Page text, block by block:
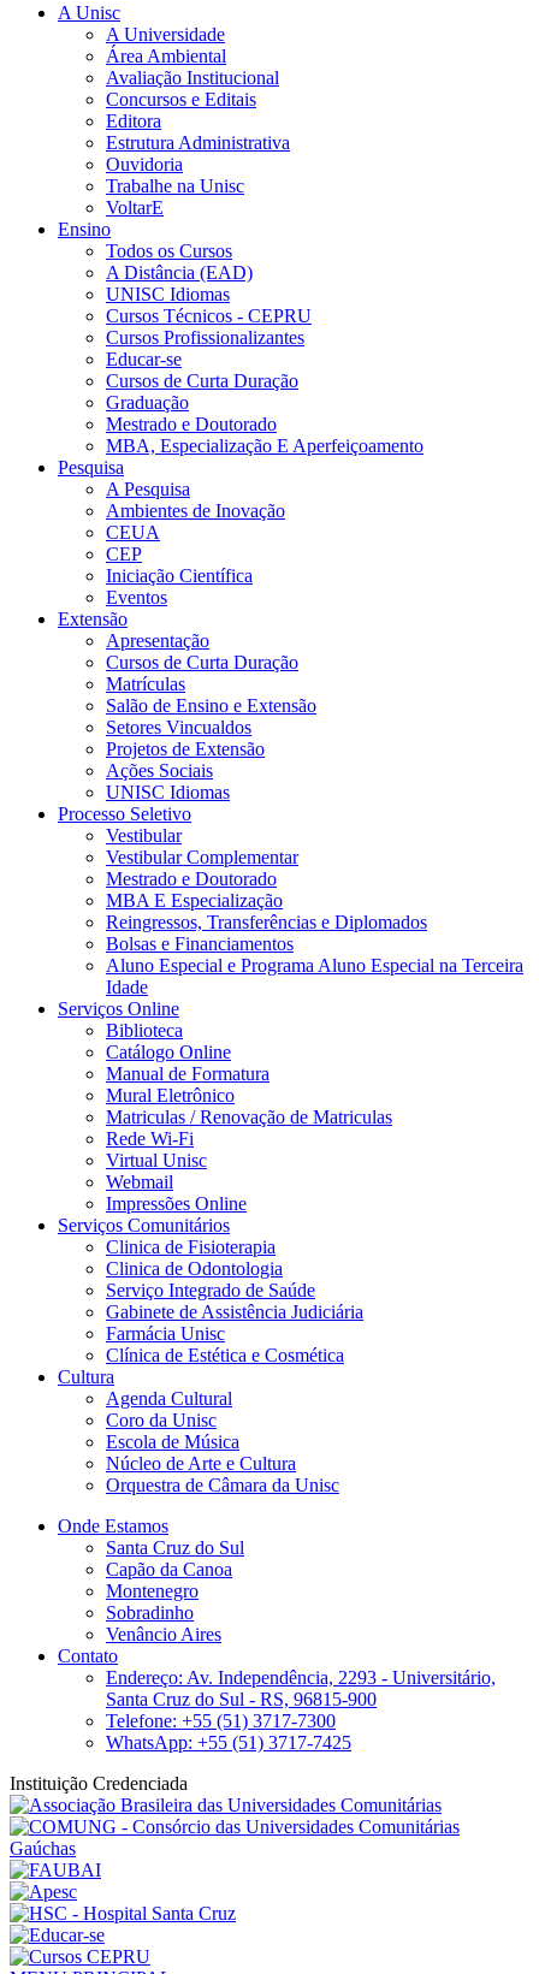
A Unisc
A Universidade
Área Ambiental
Avaliação Institucional
Concursos e Editais
Editora
Estrutura Administrativa
Ouvidoria
Trabalhe na Unisc
VoltarE
Ensino
Todos os Cursos
A Distância (EAD)
UNISC Idiomas
Cursos Técnicos - CEPRU
Cursos Profissionalizantes
Educar-se
Cursos de Curta Duração
Graduação
Mestrado e Doutorado
MBA, Especialização E Aperfeiçoamento
Pesquisa
A Pesquisa
Ambientes de Inovação
CEUA
CEP
Iniciação Científica
Eventos
Extensão
Apresentação
Cursos de Curta Duração
Matrículas
Salão de Ensino e Extensão
Setores Vincualdos
Projetos de Extensão
Ações Sociais
UNISC Idiomas
Processo Seletivo
Vestibular
Vestibular Complementar
Mestrado e Doutorado
MBA E Especialização
Reingressos, Transferências e Diplomados
Bolsas e Financiamentos
Aluno Especial e Programa Aluno Especial na Terceira
Idade
Serviços Online
Biblioteca
Catálogo Online
Manual de Formatura
Mural Eletrônico
Matriculas / Renovação de Matriculas
Rede Wi-Fi
Virtual Unisc
Webmail
Impressões Online
Serviços Comunitários
Clinica de Fisioterapia
Clinica de Odontologia
Serviço Integrado de Saúde
Gabinete de Assistência Judiciária
Farmácia Unisc
Clínica de Estética e Cosmética
Cultura
Agenda Cultural
Coro da Unisc
Escola de Música
Núcleo de Arte e Cultura
Orquestra de Câmara da Unisc
Onde Estamos
Santa Cruz do Sul
Capão da Canoa
Montenegro
Sobradinho
Venâncio Aires
Contato
Endereço: Av. Independência, 2293 - Universitário,
Santa Cruz do Sul - RS, 96815-900
Telefone: +55 (51) 3717-7300
WhatsApp: +55 (51) 3717-7425
Instituição Credenciada